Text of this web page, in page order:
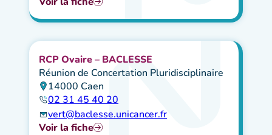
RCP Ovaire – BACLESSE
Réunion de Concertation Pluridisciplinaire
14000 Caen
02 31 45 40 20
vert@baclesse.unicancer.fr
Voir la fiche